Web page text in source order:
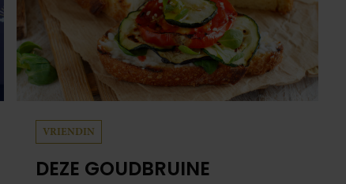
schuin in plakken van 2 centimeter dik.
Halveer de tomaatjes. Pel en hak de knoflook. 2.
Verhit een scheut olie in…